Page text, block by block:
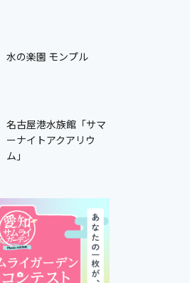
水の楽園 モンプル
名古屋港水族館「サマ
ーナイトアクアリウ
ム」